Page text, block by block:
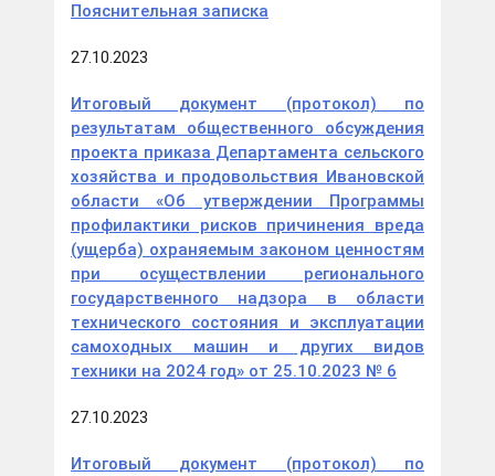
Пояснительная записка
27.10.2023
Итоговый документ (протокол) по
результатам общественного обсуждения
проекта приказа Департамента сельского
хозяйства и продовольствия Ивановской
области «Об утверждении Программы
профилактики рисков причинения вреда
(ущерба) охраняемым законом ценностям
при осуществлении регионального
государственного надзора в области
технического состояния и эксплуатации
самоходных машин и других видов
техники на 2024 год» от 25.10.2023 № 6
27.10.2023
Итоговый документ (протокол) по